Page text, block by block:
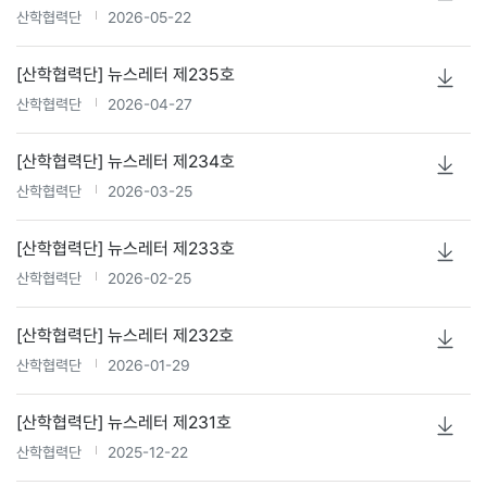
산학협력단 2026-05-22
[산학협력단] 뉴스레터 제235호
산학협력단 2026-04-27
[산학협력단] 뉴스레터 제234호
산학협력단 2026-03-25
[산학협력단] 뉴스레터 제233호
산학협력단 2026-02-25
[산학협력단] 뉴스레터 제232호
산학협력단 2026-01-29
[산학협력단] 뉴스레터 제231호
산학협력단 2025-12-22